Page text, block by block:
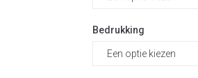
Bedrukking